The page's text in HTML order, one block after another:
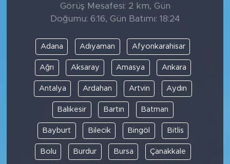
Görüş Mesafesi: 2 km, Gün
Doğumu: 6:16, Gün Batımı: 18:24
Adana Adıyaman Afyonkarahisar
Ağrı Aksaray Amasya Ankara
Antalya Ardahan Artvin Aydın
Balıkesir Bartın Batman
Bayburt Bilecik Bingöl Bitlis
Bolu Burdur Bursa Çanakkale